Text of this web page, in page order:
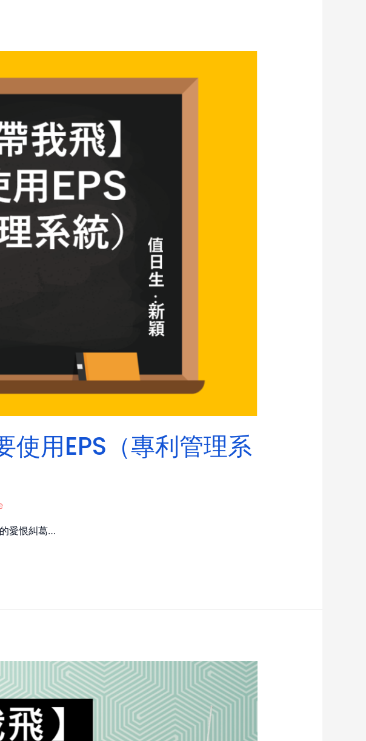
使用EPS（專利管理系
愛恨糾葛…